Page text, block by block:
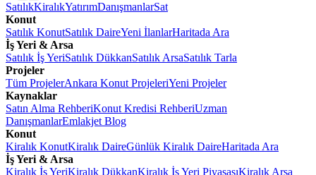
SatılıkKiralıkYatırımDanışmanlarSat
Konut
Satılık KonutSatılık DaireYeni İlanlarHaritada Ara
İş Yeri & Arsa
Satılık İş YeriSatılık DükkanSatılık ArsaSatılık Tarla
Projeler
Tüm ProjelerAnkara Konut ProjeleriYeni Projeler
Kaynaklar
Satın Alma RehberiKonut Kredisi RehberiUzman
DanışmanlarEmlakjet Blog
Konut
Kiralık KonutKiralık DaireGünlük Kiralık DaireHaritada Ara
İş Yeri & Arsa
Kiralık İş YeriKiralık DükkanKiralık İş Yeri PiyasasıKiralık Arsa